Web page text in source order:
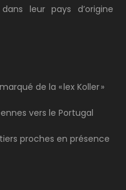
leur pays d’origine
de la « lex Koller »
vers le Portugal
proches en présence